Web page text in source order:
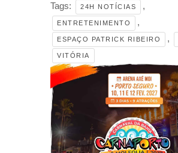
Tags: 24H NOTÍCIAS ,
ENTRETENIMENTO ,
ESPAÇO PATRICK RIBEIRO ,
VITÓRIA